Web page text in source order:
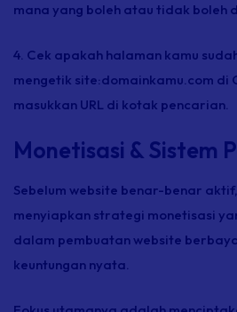
mana yang boleh atau tidak boleh
4. Cek apakah halaman kamu
mengetik site:domainkamu.com di
masukkan URL di kotak pencarian.
Monetisasi & Sistem
Sebelum website benar-benar
menyiapkan strategi monetisasi
dalam pembuatan website
keuntungan nyata.